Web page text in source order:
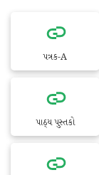
પત્રક-A
પાઠ્ય પુસ્તકો